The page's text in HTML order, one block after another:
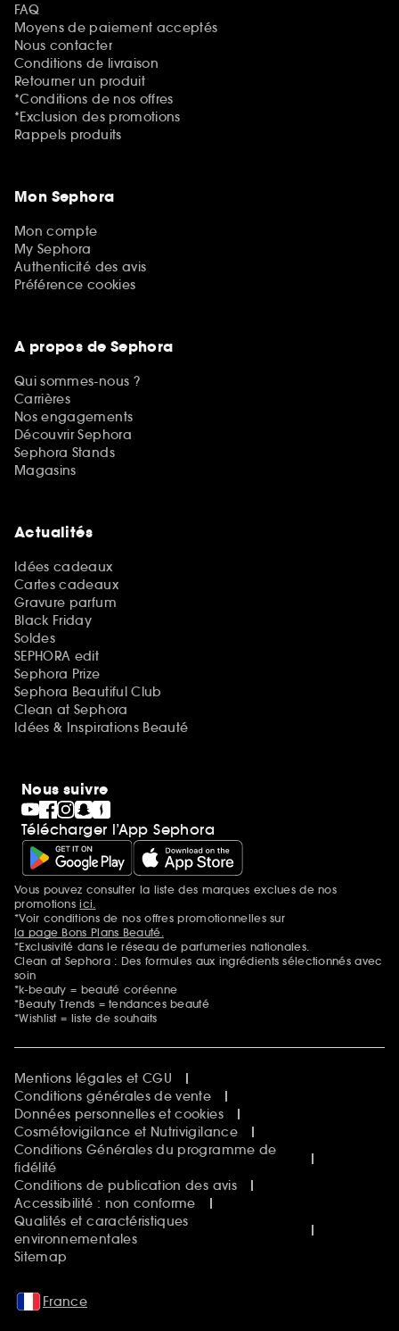
FAQ
Moyens de paiement acceptés
Nous contacter
Conditions de livraison
Retourner un produit
*Conditions de nos offres
*Exclusion des promotions
Rappels produits
Mon Sephora
Mon compte
My Sephora
Authenticité des avis
Préférence cookies
A propos de Sephora
Qui sommes-nous ?
Carrières
Nos engagements
Découvrir Sephora
Sephora Stands
Magasins
Actualités
Idées cadeaux
Cartes cadeaux
Gravure parfum
Black Friday
Soldes
SEPHORA edit
Sephora Prize
Sephora Beautiful Club
Clean at Sephora
Idées & Inspirations Beauté
Nous suivre
Télécharger l’App Sephora
Mentions additionnelles
Vous pouvez consulter la liste des marques exclues de nos
promotionsici.
*Voir conditions de nos offres promotionnelles sur
la page Bons Plans Beauté.
*Exclusivité dans le réseau de parfumeries nationales.
Clean at Sephora : Des formules aux ingrédients sélectionnés avec
soin
*k-beauty = beauté coréenne
*Beauty Trends = tendances beauté
*Wishlist = liste de souhaits
Mentions légales et CGU
Conditions générales de vente
Données personnelles et cookies
Cosmétovigilance et Nutrivigilance
Conditions Générales du programme de
fidélité
Conditions de publication des avis
Accessibilité : non conforme
Qualités et caractéristiques
environnementales
Sitemap
France